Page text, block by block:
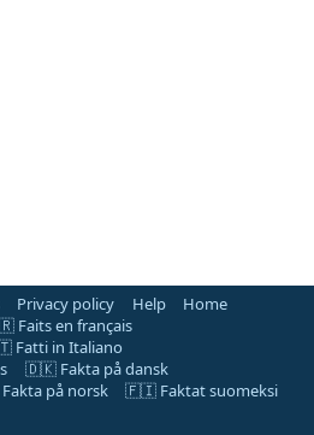
Privacy policy Help
Home
Faits en français
Fatti in Italiano
🇩🇰 Fakta på dansk
på norsk
🇫🇮 Faktat suomeksi